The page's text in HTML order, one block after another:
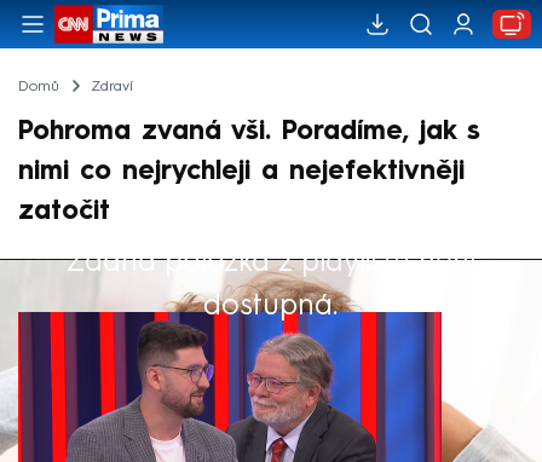
Domů Zdraví
Pohroma zvaná vši. Poradíme, jak s
nimi co nejrychleji a nejefektivněji
zatočit
Žádná položka z playlistu není
dostupná.
Výběr redakce